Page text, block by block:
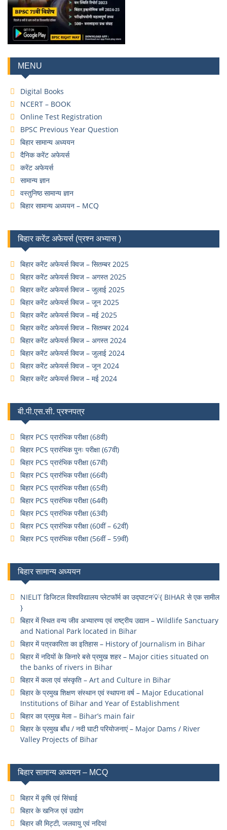
MENU
Digital Books
NCERT – BOOK
Online Test Registration
BPSC Previous Year Question
बिहार सामान्य अध्ययन
दैनिक करेंट अफेयर्स
करेंट अफेयर्स
सामान्य ज्ञान
वस्तुनिष्ठ सामान्य ज्ञान
बिहार सामान्य अध्ययन – MCQ
बिहार करेंट अफेयर्स (प्रश्न अभ्यास )
बिहार करेंट अफेयर्स क्विज – सितम्बर 2025
बिहार करेंट अफेयर्स क्विज – अगस्त 2025
बिहार करेंट अफेयर्स क्विज – जुलाई 2025
बिहार करेंट अफेयर्स क्विज – जून 2025
बिहार करेंट अफेयर्स क्विज – मई 2025
बिहार करेंट अफेयर्स क्विज – सितम्बर 2024
बिहार करेंट अफेयर्स क्विज – अगस्त 2024
बिहार करेंट अफेयर्स क्विज – जुलाई 2024
बिहार करेंट अफेयर्स क्विज – जून 2024
बिहार करेंट अफेयर्स क्विज – मई 2024
बी.पी.एस.सी. प्रश्नपत्र
बिहार PCS प्रारंभिक परीक्षा (68वी)
बिहार PCS प्रारंभिक पुनः परीक्षा (67वी)
बिहार PCS प्रारंभिक परीक्षा (67वी)
बिहार PCS प्रारंभिक परीक्षा (66वी)
बिहार PCS प्रारंभिक परीक्षा (65वी)
बिहार PCS प्रारंभिक परीक्षा (64वी)
बिहार PCS प्रारंभिक परीक्षा (63वी)
बिहार PCS प्रारंभिक परीक्षा (60वीं – 62वीं)
बिहार PCS प्रारंभिक परीक्षा (56वीं – 59वीं)
बिहार सामान्य अध्ययन
NIELIT डिजिटल विश्वविद्यालय प्लेटफॉर्म का उद्घाटन💡{ BIHAR से एक सामील
}
बिहार में स्थित वन्य जीव अभ्यारण्य एवं राष्ट्रीय उद्यान – Wildlife Sanctuary
and National Park located in Bihar
बिहार में पत्रकारिता का इतिहास – History of Journalism in Bihar
बिहार में नदियों के किनारे बसे प्रमुख शहर – Major cities situated on
the banks of rivers in Bihar
बिहार में कला एवं संस्कृति – Art and Culture in Bihar
बिहार के प्रमुख शिक्षण संस्थान एवं स्थापना वर्ष – Major Educational
Institutions of Bihar and Year of Establishment
बिहार का प्रमुख मेला – Bihar’s main fair
बिहार के प्रमुख बाँध / नदी घाटी परियोजनाएं – Major Dams / River
Valley Projects of Bihar
बिहार सामान्य अध्ययन – MCQ
बिहार में कृषि एवं सिंचाई
बिहार के खनिज एवं उद्योग
बिहार की मिट्टी, जलवायु एवं नदियां